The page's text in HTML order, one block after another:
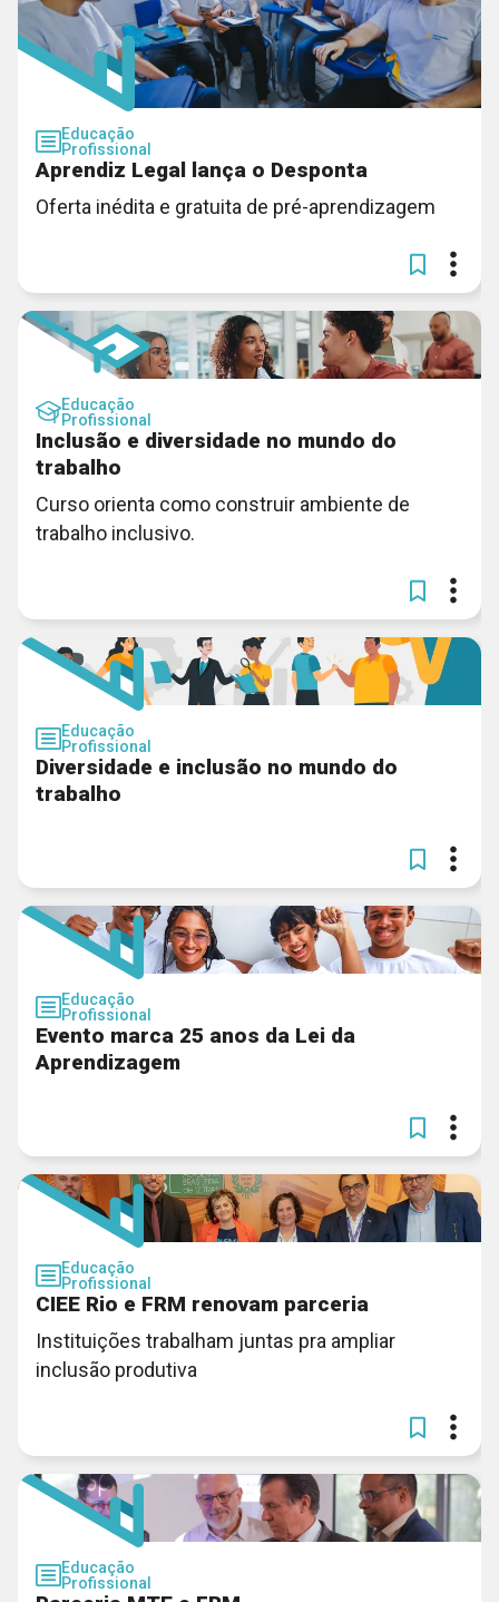
Educação
Profissional
Aprendiz Legal lança o Desponta
Oferta inédita e gratuita de pré-aprendizagem
Educação
Profissional
Inclusão e diversidade no mundo do
trabalho
Curso orienta como construir ambiente de
trabalho inclusivo.
Educação
Profissional
Diversidade e inclusão no mundo do
trabalho
Educação
Profissional
Evento marca 25 anos da Lei da
Aprendizagem
Educação
Profissional
CIEE Rio e FRM renovam parceria
Instituições trabalham juntas pra ampliar
inclusão produtiva
Educação
Profissional